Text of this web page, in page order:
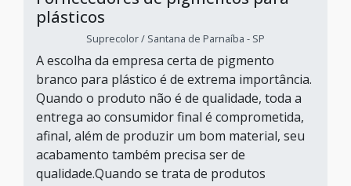
plásticos
Suprecolor / Santana de Parnaíba - SP
A escolha da empresa certa de pigmento
branco para plástico é de extrema importância.
Quando o produto não é de qualidade, toda a
entrega ao consumidor final é comprometida,
afinal, além de produzir um bom material, seu
acabamento também precisa ser de
qualidade.Quando se trata de produtos